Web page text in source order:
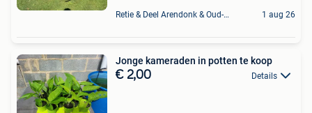
Retie & Deel Arendonk & Oud-Turnhout 1 aug 26
Jonge kameraden in potten te koop
€ 2,00 Details